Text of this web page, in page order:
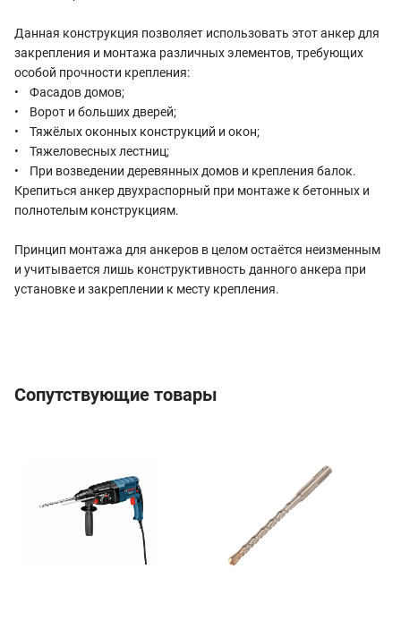
Данная конструкция позволяет использовать этот анкер для
закрепления и монтажа различных элементов, требующих
особой прочности крепления:
• Фасадов домов;
• Ворот и больших дверей;
• Тяжёлых оконных конструкций и окон;
• Тяжеловесных лестниц;
• При возведении деревянных домов и крепления балок.
Крепиться анкер двухраспорный при монтаже к бетонных и
полнотелым конструкциям.
Принцип монтажа для анкеров в целом остаётся неизменным
и учитывается лишь конструктивность данного анкера при
установке и закреплении к месту крепления.
Сопутствующие товары